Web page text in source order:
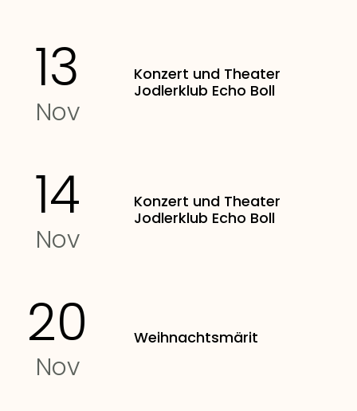
13
Nov
Konzert und Theater
Jodlerklub Echo Boll
14
Nov
Konzert und Theater
Jodlerklub Echo Boll
20
Nov
Weihnachtsmärit